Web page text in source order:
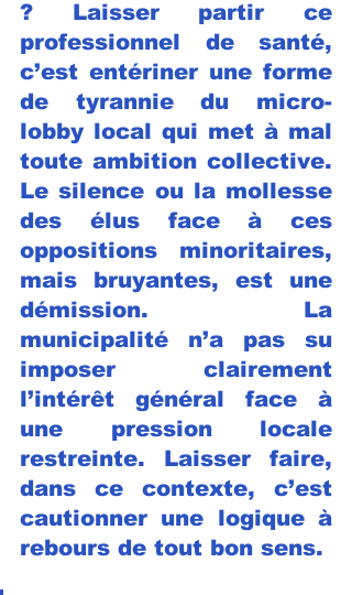
? Laisser partir ce
professionnel de santé,
c’est entériner une forme
de tyrannie du micro-
lobby local qui met à mal
toute ambition collective.
Le silence ou la mollesse
des élus face à ces
oppositions minoritaires,
mais bruyantes, est une
démission. La
municipalité n’a pas su
imposer clairement
l’intérêt général face à
une pression locale
restreinte. Laisser faire,
dans ce contexte, c’est
cautionner une logique à
rebours de tout bon sens.